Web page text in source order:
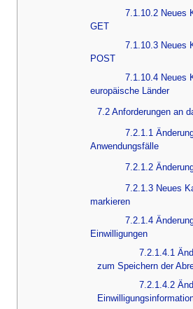
7.1.10.2 Neues
GET
7.1.10.3 Neues
POST
7.1.10.4 Neues
europäische Länder
7.2 Anforderungen an
7.2.1.1
Anwendungsfälle
7.2.1.2
7.2.1.3 Neues
markieren
7.2.1.4
Einwilligungen
7.2.1.4.1
zum Speichern der
7.2.1.4.2